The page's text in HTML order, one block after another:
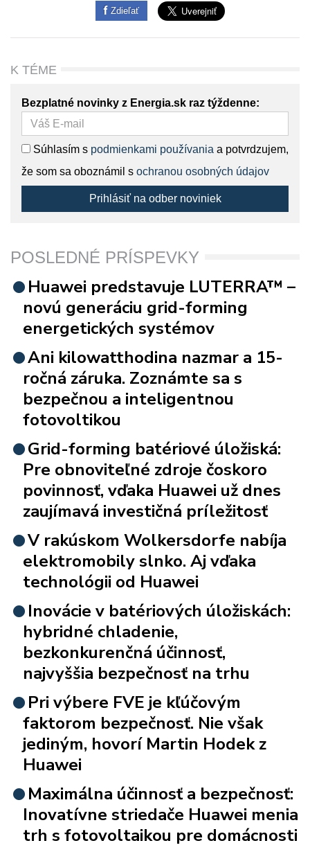
Zdieľať
K TÉME
Bezplatné novinky z Energia.sk raz týždenne:
Súhlasím s podmienkami používania a potvrdzujem,
že som sa oboznámil s ochranou osobných údajov
Prihlásiť na odber noviniek
POSLEDNÉ PRÍSPEVKY
Huawei predstavuje LUTERRA™ –
novú generáciu grid-forming
energetických systémov
Ani kilowatthodina nazmar a 15-
ročná záruka. Zoznámte sa s
bezpečnou a inteligentnou
fotovoltikou
Grid-forming batériové úložiská:
Pre obnoviteľné zdroje čoskoro
povinnosť, vďaka Huawei už dnes
zaujímavá investičná príležitosť
V rakúskom Wolkersdorfe nabíja
elektromobily slnko. Aj vďaka
technológii od Huawei
Inovácie v batériových úložiskách:
hybridné chladenie,
bezkonkurenčná účinnosť,
najvyššia bezpečnosť na trhu
Pri výbere FVE je kľúčovým
faktorom bezpečnosť. Nie však
jediným, hovorí Martin Hodek z
Huawei
Maximálna účinnosť a bezpečnosť:
Inovatívne striedače Huawei menia
trh s fotovoltaikou pre domácnosti